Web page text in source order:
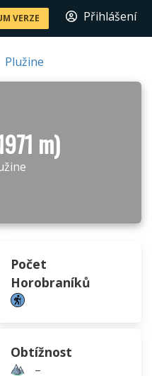
VERZE Přihlášení
Plužine
m)
Počet
Horobraníků
Obtížnost
–